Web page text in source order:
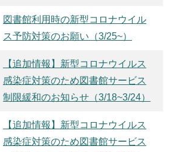
図書館利用時の新型コロナウイル
ス予防対策のお願い（3/25~）
【追加情報】新型コロナウイルス
感染症対策のため図書館サービス
制限緩和のお知らせ（3/18~3/24）
【追加情報】新型コロナウイルス
感染症対策のため図書館サービス